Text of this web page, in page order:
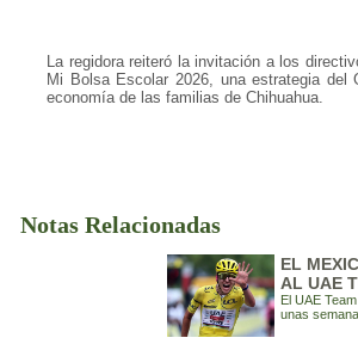
La regidora reiteró la invitación a los
Mi Bolsa Escolar 2026, una estrategia del
economía de las familias de Chihuahua.
Notas Relacionadas
EL
AL UAE
El UAE
unas